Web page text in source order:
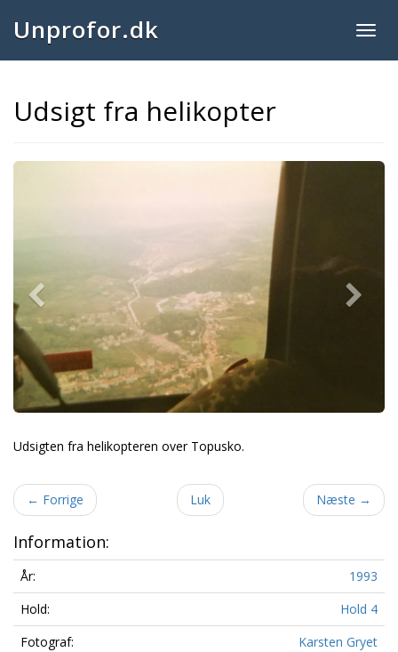
Unprofor.dk
Udsigt fra helikopter
Previous
Udsigten fra helikopteren over Topusko.
← Forrige Luk Næste →
Information:
År:
1993
Hold:
Hold 4
Fotograf:
Karsten Gryet